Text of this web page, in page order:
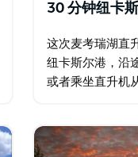
30 分钟纽卡
这次麦考瑞湖直
纽卡斯尔港，沿
或者乘坐直升机